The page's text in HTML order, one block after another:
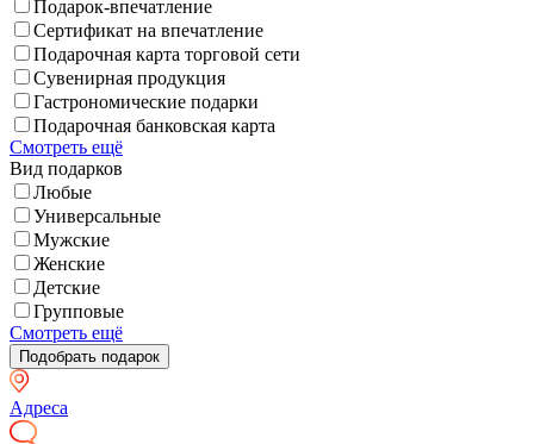
Подарок-впечатление
Сертификат на впечатление
Подарочная карта торговой сети
Сувенирная продукция
Гастрономические подарки
Подарочная банковская карта
Смотреть ещё
Вид подарков
Любые
Универсальные
Мужские
Женские
Детские
Групповые
Смотреть ещё
Адреса